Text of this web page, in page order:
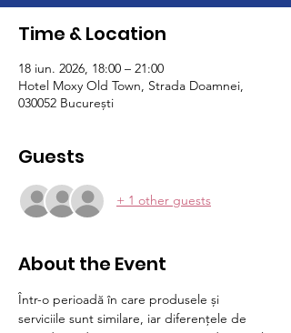
Time & Location
18 iun. 2026, 18:00 – 21:00
Hotel Moxy Old Town, Strada Doamnei,
030052 București
Guests
+ 1 other guests
About the Event
Într-o perioadă în care produsele și
serviciile sunt similare, iar diferențele de